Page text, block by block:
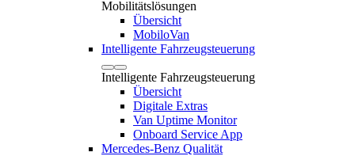
Mobilitätslösungen
Übersicht
MobiloVan
Intelligente Fahrzeugsteuerung
Intelligente Fahrzeugsteuerung
Übersicht
Digitale Extras
Van Uptime Monitor
Onboard Service App
Mercedes-Benz Qualität